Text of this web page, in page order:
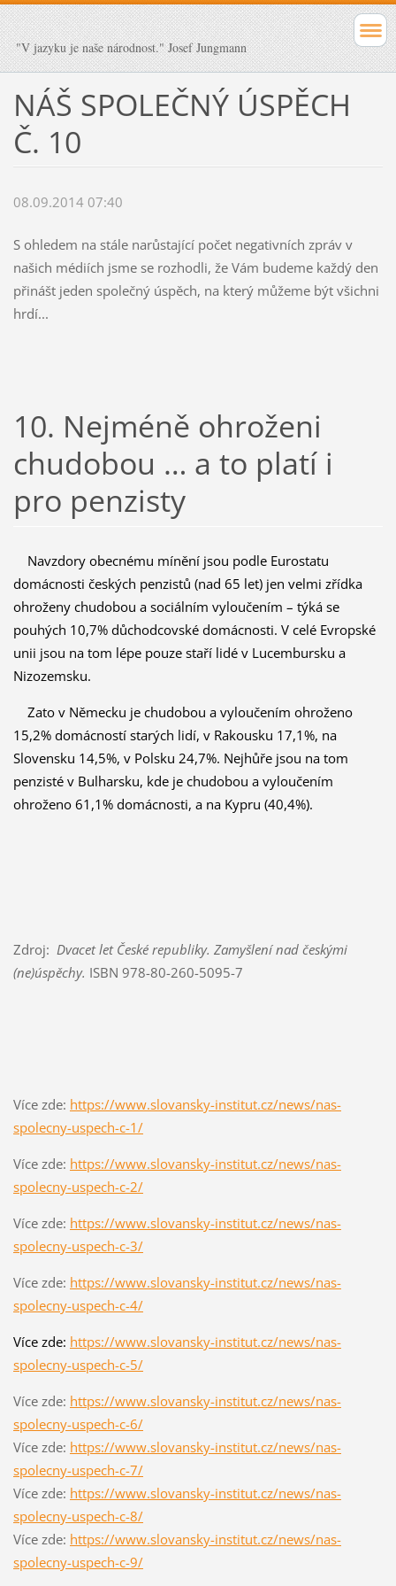
"V jazyku je naše národnost." Josef Jungmann
NÁŠ SPOLEČNÝ ÚSPĚCH
Č. 10
08.09.2014 07:40
S ohledem na stále narůstající počet negativních zpráv v
našich médiích jsme se rozhodli, že Vám budeme každý den
přinášt jeden společný úspěch, na který můžeme být všichni
hrdí...
10. Nejméně ohroženi
chudobou … a to platí i
pro penzisty
Navzdory obecnému mínění jsou podle Eurostatu
domácnosti českých penzistů (nad 65 let) jen velmi zřídka
ohroženy chudobou a sociálním vyloučením – týká se
pouhých 10,7% důchodcovské domácnosti. V celé Evropské
unii jsou na tom lépe pouze staří lidé v Lucembursku a
Nizozemsku.
Zato v Německu je chudobou a vyloučením ohroženo
15,2% domácností starých lidí, v Rakousku 17,1%, na
Slovensku 14,5%, v Polsku 24,7%. Nejhůře jsou na tom
penzisté v Bulharsku, kde je chudobou a vyloučením
ohroženo 61,1% domácnosti, a na Kypru (40,4%).
Zdroj: Dvacet let České republiky. Zamyšlení nad českými
(ne)úspěchy. ISBN 978-80-260-5095-7
Více zde: https://www.slovansky-institut.cz/news/nas-
spolecny-uspech-c-1/
Více zde: https://www.slovansky-institut.cz/news/nas-
spolecny-uspech-c-2/
Více zde: https://www.slovansky-institut.cz/news/nas-
spolecny-uspech-c-3/
Více zde: https://www.slovansky-institut.cz/news/nas-
spolecny-uspech-c-4/
Více zde: https://www.slovansky-institut.cz/news/nas-
spolecny-uspech-c-5/
Více zde: https://www.slovansky-institut.cz/news/nas-
spolecny-uspech-c-6/
Více zde: https://www.slovansky-institut.cz/news/nas-
spolecny-uspech-c-7/
Více zde: https://www.slovansky-institut.cz/news/nas-
spolecny-uspech-c-8/
Více zde: https://www.slovansky-institut.cz/news/nas-
spolecny-uspech-c-9/